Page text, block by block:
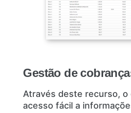
Gestão de
Através deste recurso,
acesso fácil a